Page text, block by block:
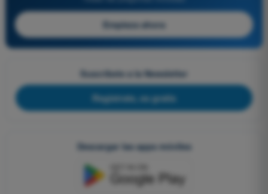
Empieza ahora
Suscríbete a la Newsletter
Regístrate, es gratis
Descargar las apps móviles